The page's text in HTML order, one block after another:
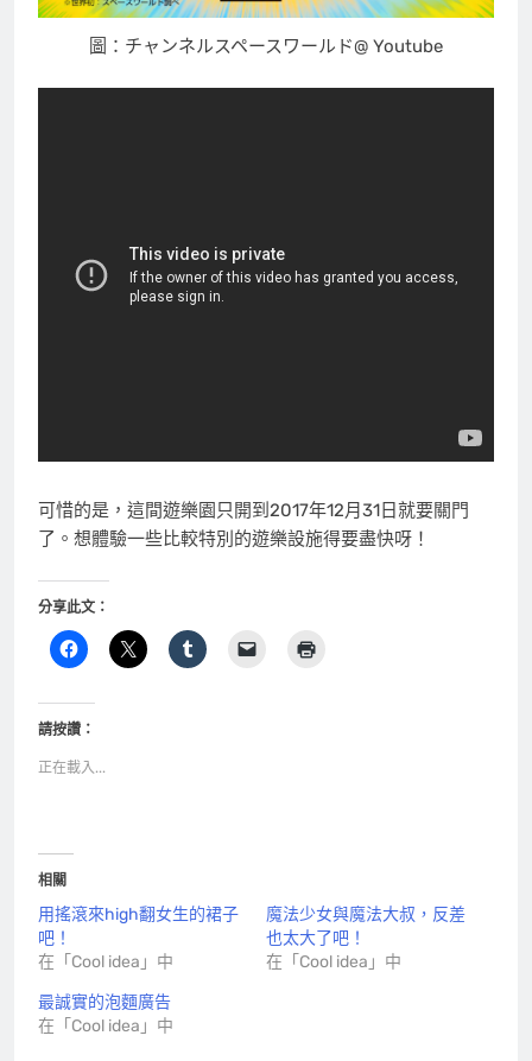
圖：チャンネルスペースワールド@ Youtube
可惜的是，這間遊樂園只開到2017年12月31日就要關門
了。想體驗一些比較特別的遊樂設施得要盡快呀！
分享此文：
請按讚：
正在載入...
相關
用搖滾來high翻女生的裙子
吧！
在「Cool idea」中
魔法少女與魔法大叔，反差
也太大了吧！
在「Cool idea」中
最誠實的泡麵廣告
在「Cool idea」中